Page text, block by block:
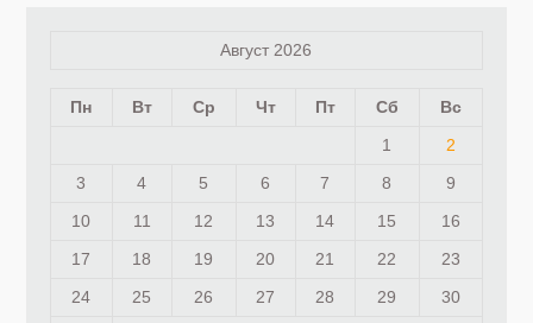
Август 2026
Пн Вт Ср Чт Пт Сб
Вс
1
2
3
4 5 6 7 8
9
10
11 12 13 14 15
16
17
18 19 20 21 22
23
24
25 26 27 28 29
30